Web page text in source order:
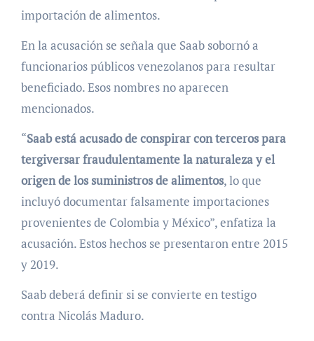
importación de alimentos.
En la acusación se señala que Saab sobornó a
funcionarios públicos venezolanos para resultar
beneficiado. Esos nombres no aparecen
mencionados.
“Saab está acusado de conspirar con terceros para
tergiversar fraudulentamente la naturaleza y el
origen de los suministros de alimentos, lo que
incluyó documentar falsamente importaciones
provenientes de Colombia y México”, enfatiza la
acusación. Estos hechos se presentaron entre 2015
y 2019.
Saab deberá definir si se convierte en testigo
contra Nicolás Maduro.